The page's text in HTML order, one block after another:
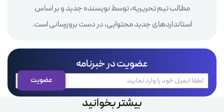
مطالب تیم تحریریه، توسط نویسنده جدید و بر اساس
استانداردهای جدید محتوایی، در دست بروزرسانی است.
عضویت در خبرنامه
بیشتر بخوانید